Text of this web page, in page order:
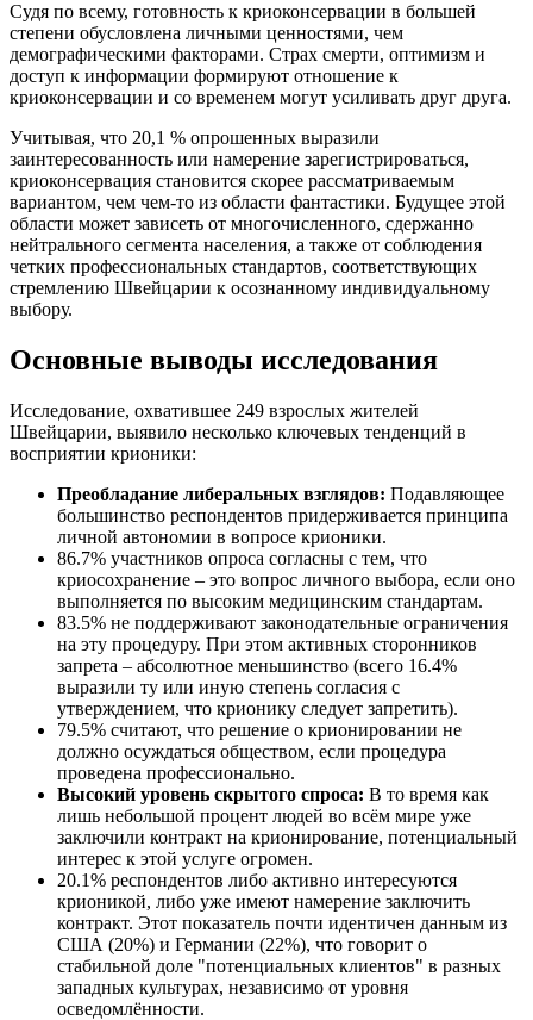
Судя по всему, готовность к криоконсервации в большей
степени обусловлена личными ценностями, чем
демографическими факторами. Страх смерти, оптимизм и
доступ к информации формируют отношение к
криоконсервации и со временем могут усиливать друг друга.
Учитывая, что 20,1 % опрошенных выразили
заинтересованность или намерение зарегистрироваться,
криоконсервация становится скорее рассматриваемым
вариантом, чем чем-то из области фантастики. Будущее этой
области может зависеть от многочисленного, сдержанно
нейтрального сегмента населения, а также от соблюдения
четких профессиональных стандартов, соответствующих
стремлению Швейцарии к осознанному индивидуальному
выбору.
Основные выводы исследования
Исследование, охватившее 249 взрослых жителей
Швейцарии, выявило несколько ключевых тенденций в
восприятии крионики:
Преобладание либеральных взглядов: Подавляющее
большинство респондентов придерживается принципа
личной автономии в вопросе крионики.
86.7% участников опроса согласны с тем, что
криосохранение – это вопрос личного выбора, если оно
выполняется по высоким медицинским стандартам.
83.5% не поддерживают законодательные ограничения
на эту процедуру. При этом активных сторонников
запрета – абсолютное меньшинство (всего 16.4%
выразили ту или иную степень согласия с
утверждением, что крионику следует запретить).
79.5% считают, что решение о крионировании не
должно осуждаться обществом, если процедура
проведена профессионально.
Высокий уровень скрытого спроса: В то время как
лишь небольшой процент людей во всём мире уже
заключили контракт на крионирование, потенциальный
интерес к этой услуге огромен.
20.1% респондентов либо активно интересуются
крионикой, либо уже имеют намерение заключить
контракт. Этот показатель почти идентичен данным из
США (20%) и Германии (22%), что говорит о
стабильной доле "потенциальных клиентов" в разных
западных культурах, независимо от уровня
осведомлённости.